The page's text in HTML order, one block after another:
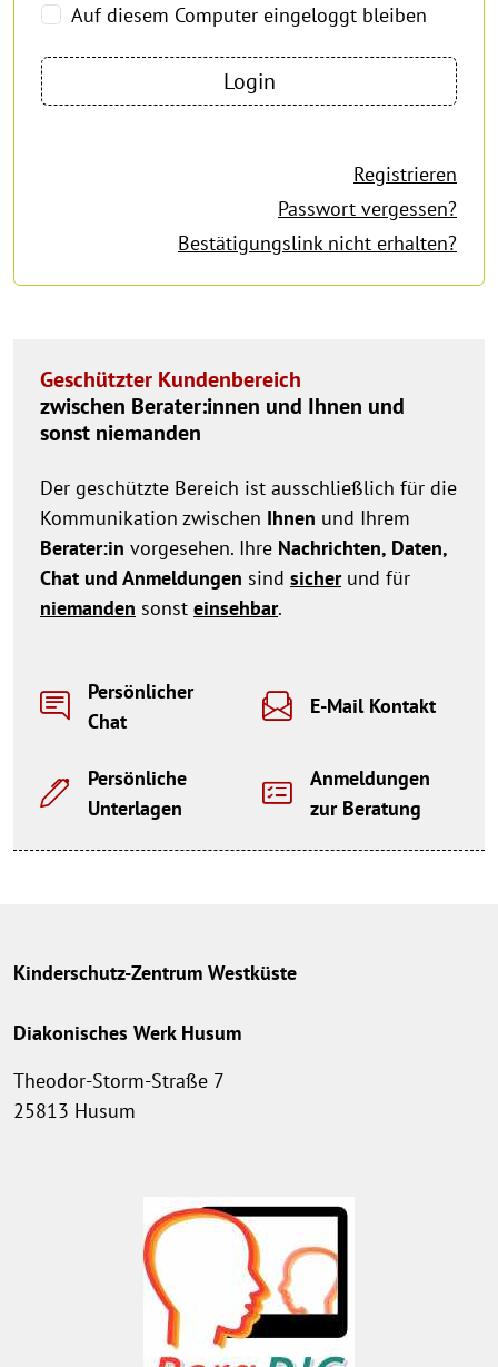
Auf diesem Computer eingeloggt bleiben
Registrieren
Passwort vergessen?
Bestätigungslink nicht erhalten?
Geschützter Kundenbereich
zwischen Berater:innen und Ihnen und
sonst niemanden
Der geschützte Bereich ist ausschließlich für die
Kommunikation zwischen Ihnen und Ihrem
Berater:in vorgesehen. Ihre Nachrichten, Daten,
Chat und Anmeldungen sind sicherund für
niemanden sonst einsehbar.
Persönlicher
Chat
E-Mail Kontakt
Persönliche
Unterlagen
Anmeldungen
zur Beratung
Kinderschutz-Zentrum Westküste
Diakonisches Werk Husum
Theodor-Storm-Straße 7
25813 Husum